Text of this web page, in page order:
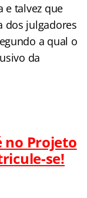
e talvez que
dos julgadores
a qual o
da
no Projeto
se!